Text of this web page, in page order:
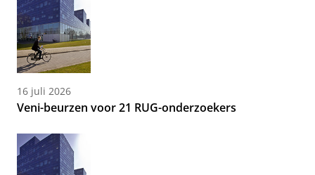
16 juli 2026
Veni-beurzen voor 21 RUG-onderzoekers